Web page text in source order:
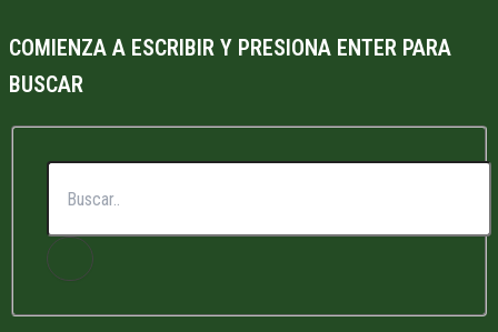
COMIENZA A ESCRIBIR Y PRESIONA ENTER PARA
BUSCAR